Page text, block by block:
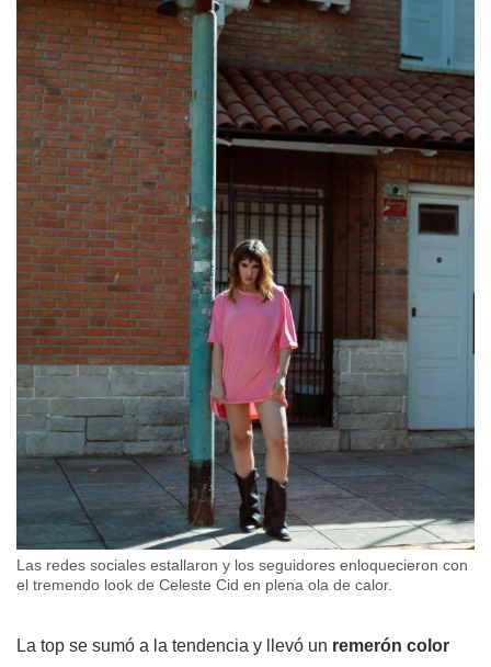
Las redes sociales estallaron y los seguidores enloquecieron con
el tremendo look de Celeste Cid en plena ola de calor.
La top se sumó a la tendencia y llevó un remerón color